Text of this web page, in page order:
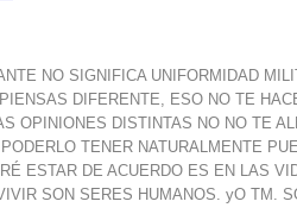
NO SIGNIFICA UNIFORMIDAD
DIFERENTE, ESO NO TE
OPINIONES DISTINTAS NO NO TE
TENER NATURALMENTE
ESTAR DE ACUERDO ES EN LAS
SON SERES HUMANOS. yO TM.